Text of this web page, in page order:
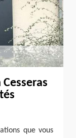
que vous